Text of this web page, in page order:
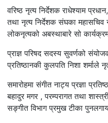
वरिष्ठ नृत्य निर्देशक राधेश्याम
तथा नृत्य निर्देशक संघका
लोकनृत्यको अबस्थाबारे सो
प्राज्ञ परिषद सदस्य सुवर्णको
प्रतिष्ठानकी कुलपति निशा शर्माले
समारोहमा संगीत नाट्य प्रज्ञा
बहादुर मगर , परम्परागत तथा
सङ्गीत विभाग प्रमुख टीका